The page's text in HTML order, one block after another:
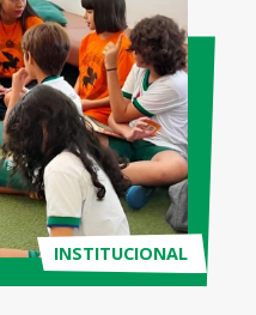
INSTITUCIONAL